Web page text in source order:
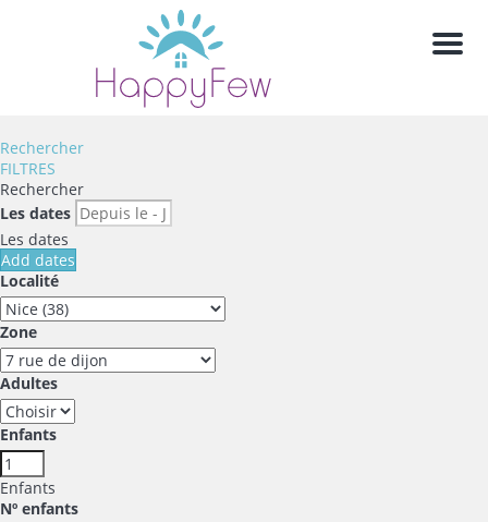
Menu
Rechercher
FILTRES
Rechercher
Les dates
Les dates
Add dates
Localité
Zone
Adultes
Enfants
Enfants
Nº enfants